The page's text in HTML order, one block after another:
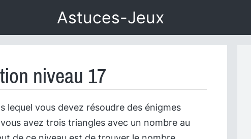
Astuces-Jeux
niveau 17
lequel vous devez résoudre des énigmes
avez trois triangles avec un nombre au